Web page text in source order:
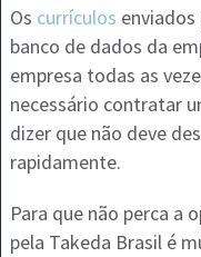
Os currículos
banco de dados da
empresa todas as
necessário contratar
dizer que não deve
rapidamente.
Para que não perca a
pela Takeda Brasil é